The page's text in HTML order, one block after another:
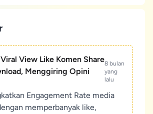
View Like Komen Share
Menggiring Opini
8 bulan
yang
lalu
Engagement Rate media
memperbanyak like,